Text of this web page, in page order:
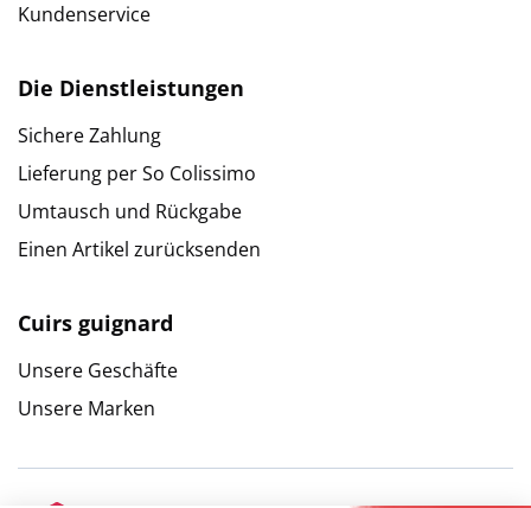
Kundenservice
Die Dienstleistungen
Sichere Zahlung
Lieferung per So Colissimo
Umtausch und Rückgabe
Einen Artikel zurücksenden
Cuirs guignard
Unsere Geschäfte
Unsere Marken